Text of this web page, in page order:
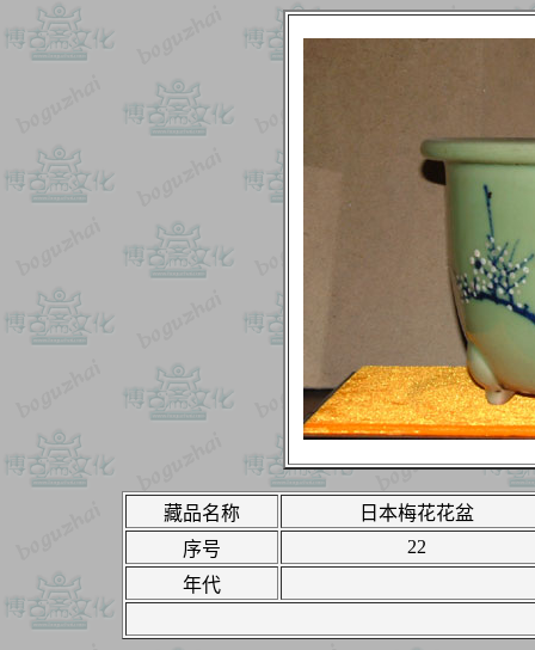
藏品名称
日本梅花花盆
序号
22
年代